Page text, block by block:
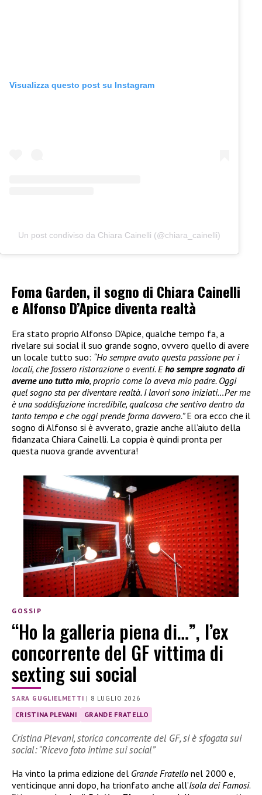
Visualizza questo post su Instagram
Un post condiviso da Chiara Cainelli (@chiara_cainelli)
Foma Garden, il sogno di Chiara Cainelli
e Alfonso D’Apice diventa realtà
Era stato proprio Alfonso D’Apice, qualche tempo fa, a
rivelare sui social il suo grande sogno, ovvero quello di avere
un locale tutto suo: “Ho sempre avuto questa passione per i
locali, che fossero ristorazione o eventi. Eho sempre sognato di
averne uno tutto mio, proprio come lo aveva mio padre. Oggi
quel sogno sta per diventare realtà. I lavori sono iniziati…Per me
è una soddisfazione incredibile, qualcosa che sentivo dentro da
tanto tempo e che oggi prende forma davvero.”E ora ecco che il
sogno di Alfonso si è avverato, grazie anche all’aiuto della
fidanzata Chiara Cainelli. La coppia è quindi pronta per
questa nuova grande avventura!
GOSSIP
“Ho la galleria piena di…”, l’ex
concorrente del GF vittima di
sexting sui social
SARA GUGLIELMETTI | 8 LUGLIO 2026
CRISTINA PLEVANI GRANDE FRATELLO
Cristina Plevani, storica concorrente del GF, si è sfogata sui
social: “Ricevo foto intime sui social”
Ha vinto la prima edizione del Grande Fratello nel 2000 e,
venticinque anni dopo, ha trionfato anche all’Isola dei Famosi.